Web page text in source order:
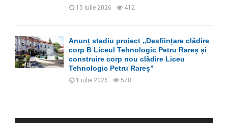
15 iulie 2026 412
Anunț stadiu proiect „Desființare clădire
corp B Liceul Tehnologic Petru Rareș și
construire corp nou clădire Liceu
Tehnologic Petru Rareș”
1 iulie 2026 578